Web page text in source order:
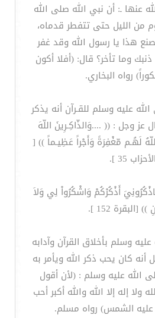
عنها ـ: أن نبي الله صلى الله
من الليل حتى تتفطر قدماه،
هذا يا رسول الله وقد غفر
وما تأخر؟ قال: (أفلا أكون
رواه البخاري.
عليه وسلم للقـرآن أنه يذكر
عز وجل : (( ....وَالذّاكِـرِينَ اللّهَ
لَهُـم مّغْفِرَةً وَأَجْراً عَظِيـماً )) [
الأحزاب 35 ].
أَذْكُرْكُمْ وَاشْكُرُواْ لِي وَلاَ
[البقرة 152 ].
وسلم بأخلاق القرآن وآدابه
أنه كان يحب ذكر الله ويأمر به
الله عليه وسلم : (لأن أقول
ولا إله إلا الله والله أكبر أحب
الشمس) رواه مسلم.